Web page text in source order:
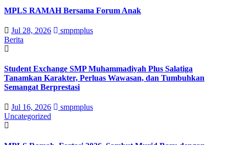
MPLS RAMAH Bersama Forum Anak
Jul 28, 2026
smpmplus
Berita
Student Exchange SMP Muhammadiyah Plus Salatiga
Tanamkan Karakter, Perluas Wawasan, dan Tumbuhkan
Semangat Berprestasi
Jul 16, 2026
smpmplus
Uncategorized